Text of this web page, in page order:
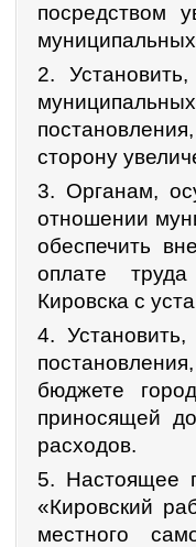
посредством
2.
сторону
3. Органам,
отношении
обеспечить
оплате
Кировска с
4.
бюджете
приносящей
расходов.
5. Настоящее
«Кировский
местного